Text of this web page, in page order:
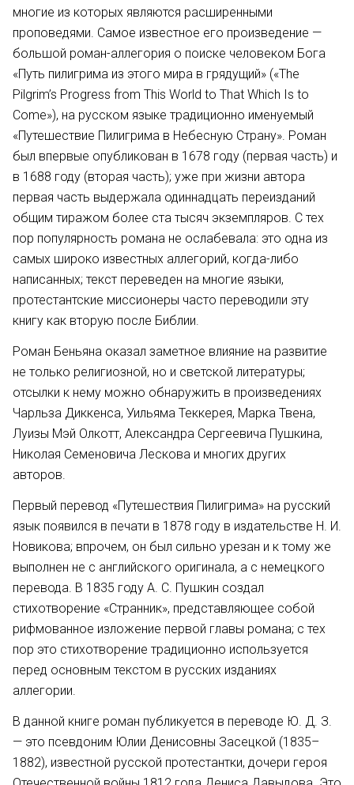
многие из которых являются расширенными
проповедями. Самое известное его произведение —
большой роман-аллегория о поиске человеком Бога
«Путь пилигрима из этого мира в грядущий» («The
Pilgrim’s Progress from This World to That Which Is to
Come»), на русском языке традиционно именуемый
«Путешествие Пилигрима в Небесную Страну». Роман
был впервые опубликован в 1678 году (первая часть) и
в 1688 году (вторая часть); уже при жизни автора
первая часть выдержала одиннадцать переизданий
общим тиражом более ста тысяч экземпляров. С тех
пор популярность романа не ослабевала: это одна из
самых широко известных аллегорий, когда-либо
написанных; текст переведен на многие языки,
протестантские миссионеры часто переводили эту
книгу как вторую после Библии.
Роман Беньяна оказал заметное влияние на развитие
не только религиозной, но и светской литературы;
отсылки к нему можно обнаружить в произведениях
Чарльза Диккенса, Уильяма Теккерея, Марка Твена,
Луизы Мэй Олкотт, Александра Сергеевича Пушкина,
Николая Семеновича Лескова и многих других
авторов.
Первый перевод «Путешествия Пилигрима» на русский
язык появился в печати в 1878 году в издательстве Н. И.
Новикова; впрочем, он был сильно урезан и к тому же
выполнен не с английского оригинала, а с немецкого
перевода. В 1835 году А. С. Пушкин создал
стихотворение «Странник», представляющее собой
рифмованное изложение первой главы романа; с тех
пор это стихотворение традиционно используется
перед основным текстом в русских изданиях
аллегории.
В данной книге роман публикуется в переводе Ю. Д. З.
— это псевдоним Юлии Денисовны Засецкой (1835–
1882), известной русской протестантки, дочери героя